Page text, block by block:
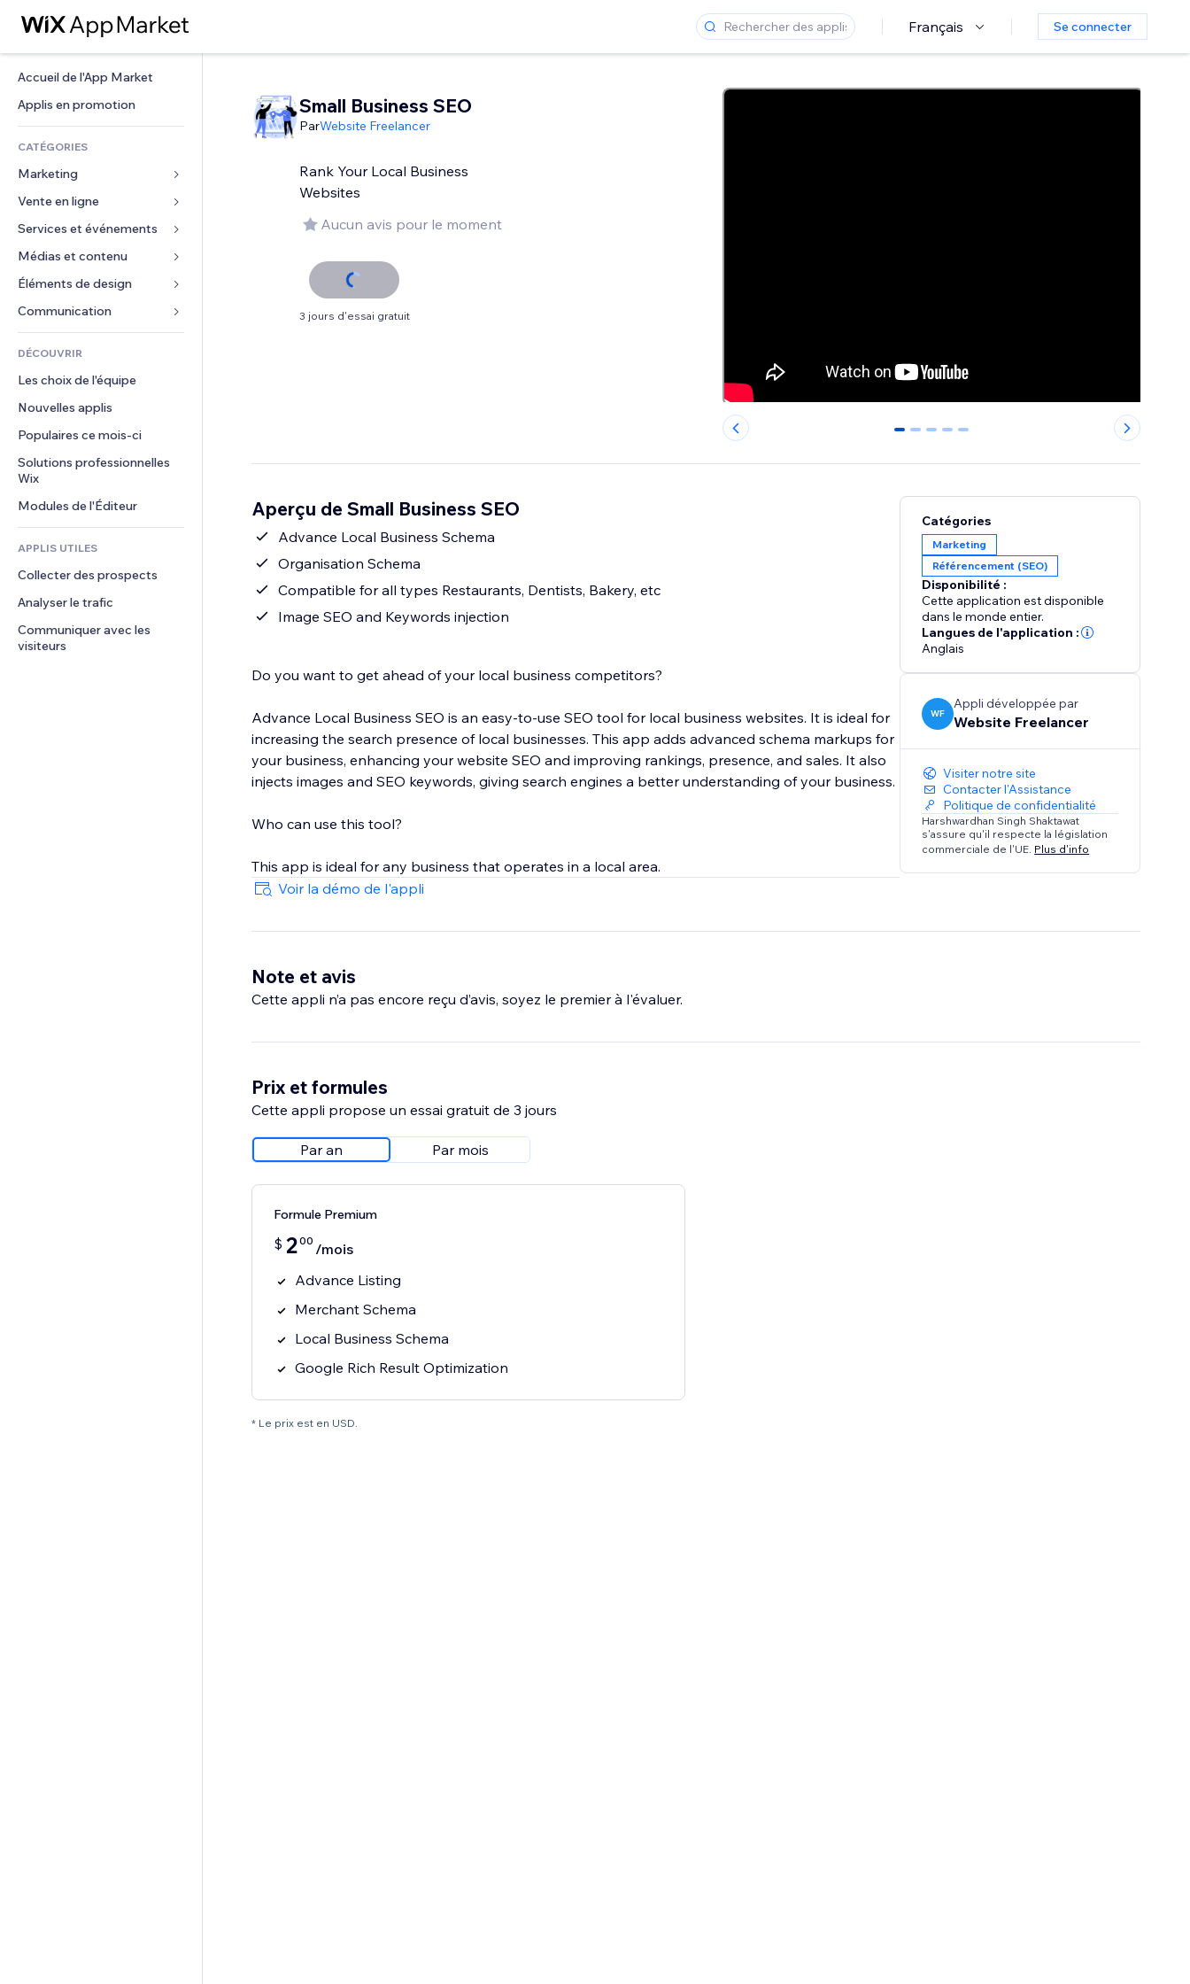
Français Se connecter
Accueil de l'App Market
Applis en promotion
CATÉGORIES
Marketing
Publicités
Mobile
Données analytiques
Réseaux sociaux
Classement de sites
E-mail
Vente en ligne
Applis pour les boutiques
Expédition et livraison
Boutons Vente
Comptabilité
Coupons et fidélisation
Solutions d'entreposage
Financement participatif
Alimentation et boissons
Services et événements
Hôtels
Événements
Restaurants
Immobilier
Réservations
Médias et contenu
Galerie
Musique
Podcasts
Photographie
Vidéo
PDF
Partage de fichiers
Actualités
Services de contenu
Effets de texte
Éléments de design
Cartes et navigation
Confidentialité
Horloge
Modèles de pages
Effets sur images
Boutons et menus
Bannières et badges
Calculateurs
Rechercher
Formulaires
Sondages
Chat
Commentaires
Téléphone
Communauté
Avis et commentaires
DÉCOUVRIR
Les choix de l'équipe
Nouvelles applis
Populaires ce mois‑ci
Solutions professionnelles
Wix
Modules de l'Éditeur
APPLIS UTILES
Collecter des prospects
Analyser le trafic
Communiquer avec les
visiteurs
Small Business SEO
ParWebsite Freelancer
Rank Your Local Business
Websites
Aucun avis pour le moment
3 jours d'essai gratuit
0 1 2 3 4
Aperçu de Small Business SEO
Advance Local Business Schema
Organisation Schema
Compatible for all types Restaurants, Dentists, Bakery, etc
Image SEO and Keywords injection
Do you want to get ahead of your local business competitors?
Advance Local Business SEO is an easy-to-use SEO tool for local business websites. It is ideal for
increasing the search presence of local businesses. This app adds advanced schema markups for
your business, enhancing your website SEO and improving rankings, presence, and sales. It also
injects images and SEO keywords, giving search engines a better understanding of your business.
Who can use this tool?
This app is ideal for any business that operates in a local area.
Voir la démo de l'appli
Catégories
Marketing
Référencement (SEO)
Disponibilité :
Cette application est disponible
dans le monde entier.
Langues de l'application :
Anglais
WF
Appli développée par
Website Freelancer
Visiter notre site
Contacter l'Assistance
Politique de confidentialité
Harshwardhan Singh Shaktawat
s'assure qu'il respecte la législation
commerciale de l'UE. Plus d'info
Note et avis
Cette appli n’a pas encore reçu d’avis, soyez le premier à l'évaluer.
Prix et formules
Cette appli propose un essai gratuit de 3 jours
Par an Par mois
Formule Premium
$ 200 /mois
Advance Listing
Merchant Schema
Local Business Schema
Google Rich Result Optimization
* Le prix est en USD.